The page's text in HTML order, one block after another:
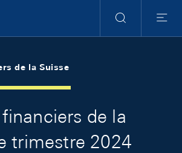
RechercheMenu
de la Suisse
de la
trimestre 2024